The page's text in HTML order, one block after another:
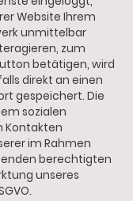
Website Ihrem
unmittelbar
zum
betätigen, wird
direkt an einen
gespeichert. Die
sozialen
Kontakten
im Rahmen
berechtigten
unseres